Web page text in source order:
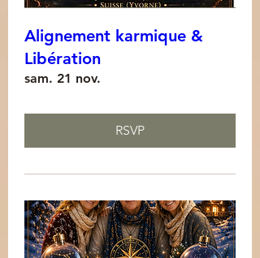
Alignement karmique &
Libération
sam. 21 nov.
RSVP